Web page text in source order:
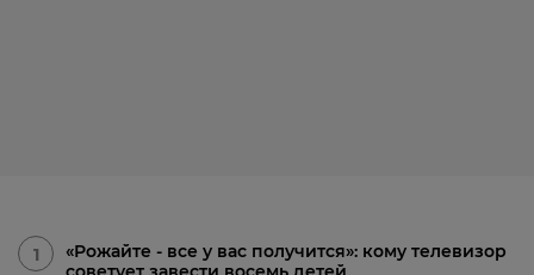
1
«Рожайте - все у вас получится»: кому телевизор